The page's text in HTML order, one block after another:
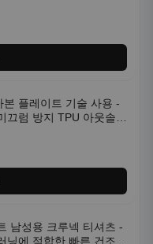
아웃도어 및 정장용, 발
본 플레이트 기술 사용 -
끄럼 방지 TPU 아웃솔,
데이션, 헬스, 트레이
계절에 적합
남성용 크루넥 티셔츠 -
닝에 적합한 빠른 건조,